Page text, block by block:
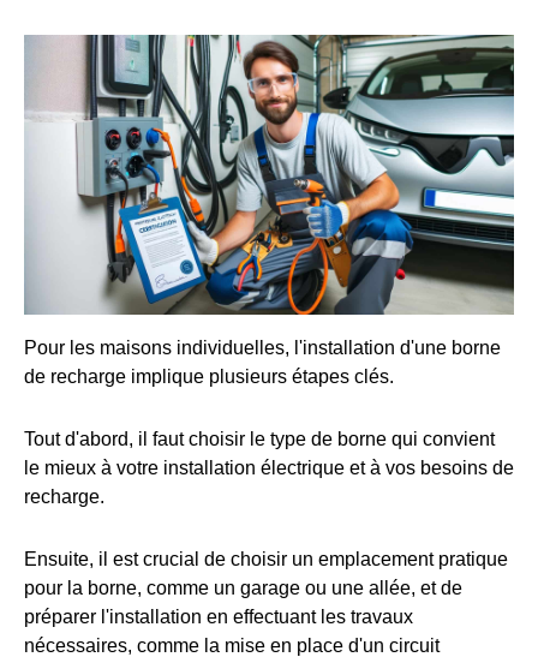
Pour les maisons individuelles, l'installation d'une borne
de recharge implique plusieurs étapes clés.
Tout d'abord, il faut choisir le type de borne qui convient
le mieux à votre installation électrique et à vos besoins de
recharge.
Ensuite, il est crucial de choisir un emplacement pratique
pour la borne, comme un garage ou une allée, et de
préparer l'installation en effectuant les travaux
nécessaires, comme la mise en place d'un circuit